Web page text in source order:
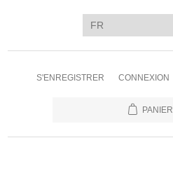
S'ENREGISTRER CONNEXION
PANIER